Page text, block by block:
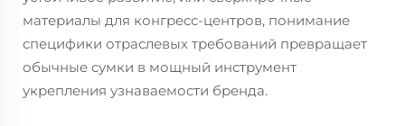
материалы для конгресс-центров, понимание
специфики отраслевых требований превращает
обычные сумки в мощный инструмент
укрепления узнаваемости бренда.